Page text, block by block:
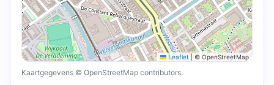
Leaflet © OpenStreetMap
Kaartgegevens © OpenStreetMap contributors.